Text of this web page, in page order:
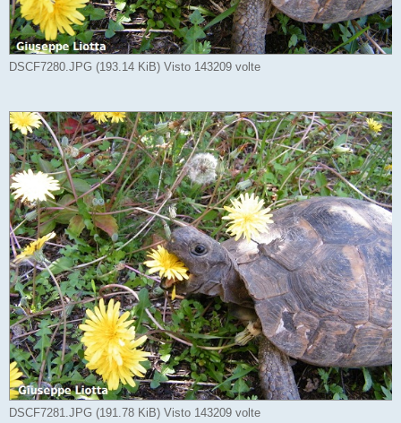
DSCF7280.JPG (193.14 KiB) Visto 143209 volte
DSCF7281.JPG (191.78 KiB) Visto 143209 volte